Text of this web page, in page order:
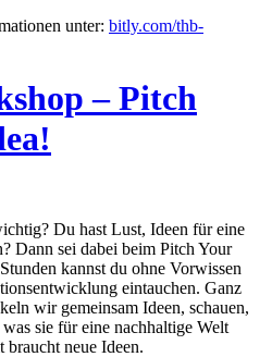
unter: bitly.com/thb-
– Pitch
Du hast Lust, Ideen für eine
Dann sei dabei beim Pitch Your
kannst du ohne Vorwissen
eintauchen. Ganz
wir gemeinsam Ideen, schauen,
sie für eine nachhaltige Welt
braucht neue Ideen.